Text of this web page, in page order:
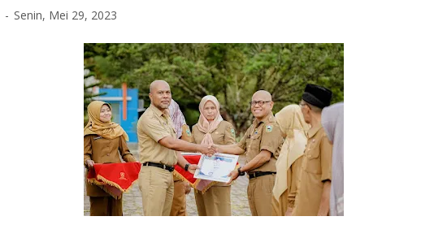
Senin, Mei 29, 2023